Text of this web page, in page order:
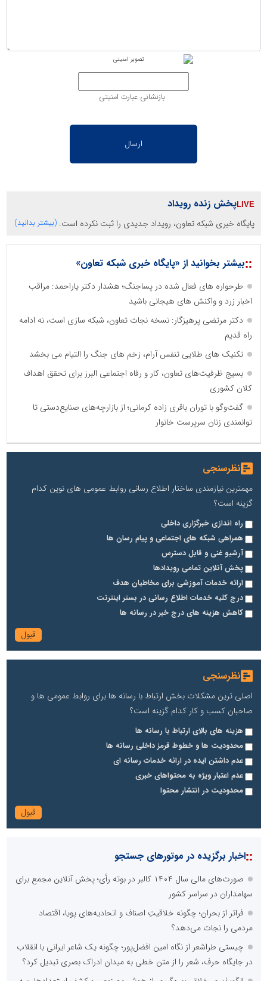
بازنشانی عبارت امنیتی
پخش زنده رویداد
پایگاه خبری شبکه تعاون، رویداد جدیدی را ثبت نکرده است. (بیشتر بدانید)
::بیشتر بخوانید از «پایگاه خبری شبکه تعاون»
طرحواره های فعال شده در پساجنگ؛ هشدار دکتر یاراحمد: مراقب
اخبار زرد و واکنش های هیجانی باشید
دکتر مرتضی پرهیزگار: نسخه نجات تعاون، شبکه سازی است، نه ادامه
راه قدیم
تکنیک های طلایی تنفس آرام، زخم های جنگ را التیام می بخشد
بسیج ظرفیت‌های تعاون، کار و رفاه اجتماعی البرز برای تحقق اهداف
کلان کشوری
گفت‌وگو با توران باقری‌ زاده کرمانی؛ از بازارچه‌های صنایع‌دستی تا
توانمندی زنان سرپرست خانوار
نظرسنجی
مهمترین نیازمندی ساختار اطلاع رسانی روابط عمومی های نوین کدام
گزینه است؟
راه اندازی خبرگزاری داخلی
همراهی شبکه های اجتماعی و پیام رسان ها
آرشیو غنی و قابل دسترس
پخش آنلاین تمامی رویدادها
ارائه خدمات آموزشی برای مخاطیان هدف
درج کلیه خدمات اطلاع رسانی در بستر اینترنت
کاهش هزینه های درج خبر در رسانه ها
نظرسنجی
اصلی ترین مشکلات بخش ارتباط با رسانه ها برای روابط عمومی ها و
صاحبان کسب و کار کدام گزینه است؟
هزینه های بالای ارتباط با رسانه ها
محدودیت ها و خطوط قرمز داخلی رسانه ها
عدم داشتن ایده در ارائه خدمات رسانه ای
عدم اعتبار ویژه به محتواهای خبری
محدودیت در انتشار محتوا
::اخبار برگزیده در موتورهای جستجو
صورت‌های مالی سال ۱۴۰۴ کالبر در بوته رأی؛ پخش آنلاین مجمع برای
سهامداران در سراسر کشور
فراتر از بحران؛ چگونه خلاقیتِ اصناف و اتحادیه‌های پویا، اقتصاد
مردمی را نجات می‌دهد؟
چیستی طراشعر از نگاه امین افضل‌پور؛ چگونه یک شاعر ایرانی با انقلاب
در جایگاه حرف، شعر را از متن خطی به میدان ادراک بصری تبدیل کرد؟